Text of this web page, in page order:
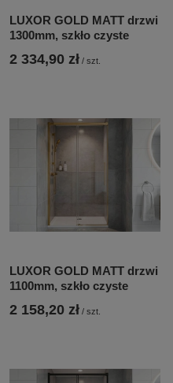
LUXOR GOLD MATT drzwi
1300mm, szkło czyste
2 334,90 zł / szt.
LUXOR GOLD MATT drzwi
1100mm, szkło czyste
2 158,20 zł / szt.